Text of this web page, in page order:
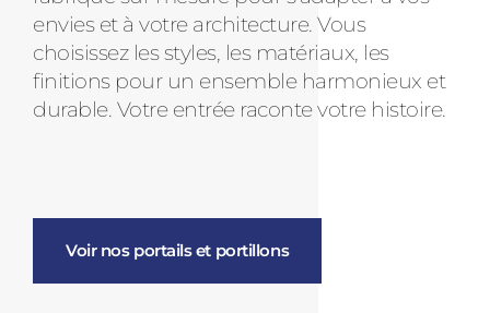
envies et à votre architecture. Vous
choisissez les styles, les matériaux, les
finitions pour un ensemble harmonieux et
durable. Votre entrée raconte votre histoire.
Voir nos portails et portillons